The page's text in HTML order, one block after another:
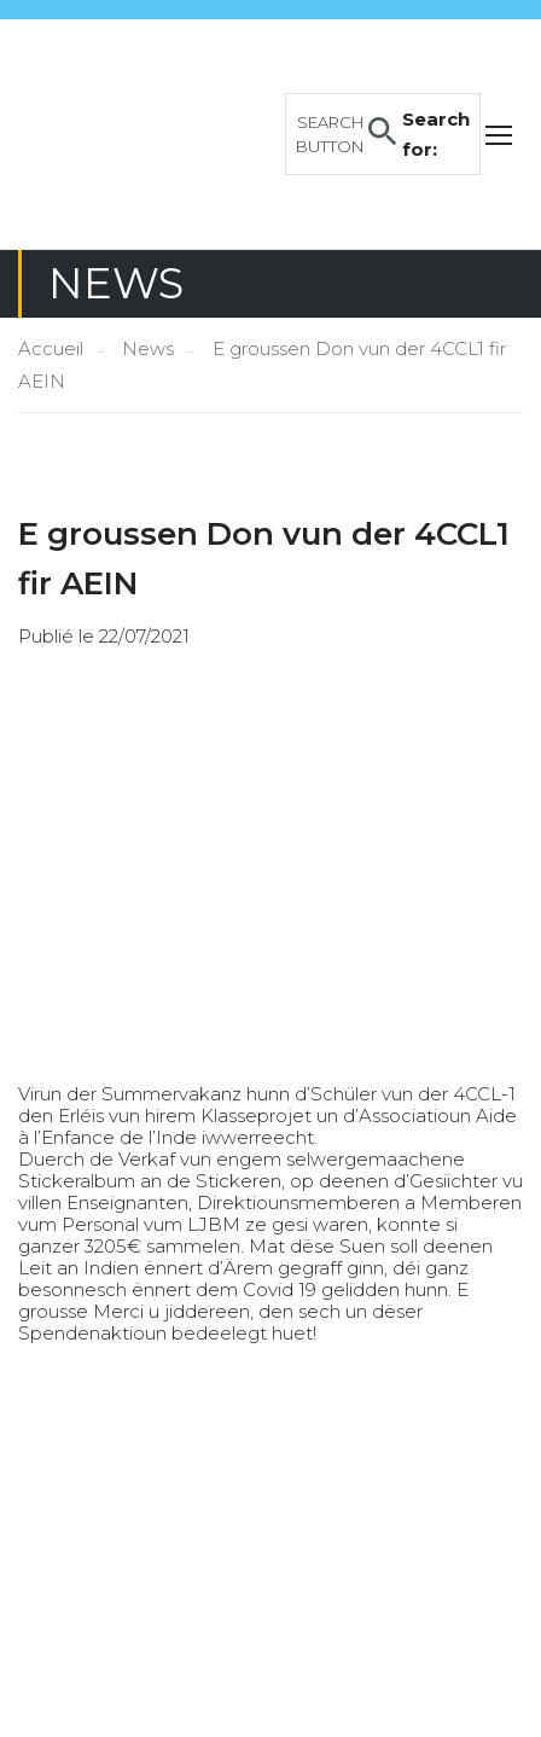
Search
for:
SEARCH
BUTTON
NEWS
Accueil News
E groussen Don vun der 4CCL1 fir
AEIN
E groussen Don vun der 4CCL1
fir AEIN
Publié le 22/07/2021
Virun der Summervakanz hunn d’Schüler vun der 4CCL-1
den Erléis vun hirem Klasseprojet un d’Associatioun Aide
à l’Enfance de l’Inde iwwerreecht.
Duerch de Verkaf vun engem selwergemaachene
Stickeralbum an de Stickeren, op deenen d’Gesiichter vu
villen Enseignanten, Direktiounsmemberen a Memberen
vum Personal vum LJBM ze gesi waren, konnte si
ganzer 3205€ sammelen. Mat dëse Suen soll deenen
Leit an Indien ënnert d’Ärem gegraff ginn, déi ganz
besonnesch ënnert dem Covid 19 gelidden hunn. E
grousse Merci u jiddereen, den sech un dëser
Spendenaktioun bedeelegt huet!